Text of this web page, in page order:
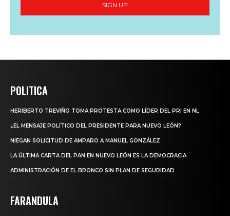
SIGN UP
POLITICA
HERIBERTO TREVIÑO TOMA PROTESTA COMO LÍDER DEL PRI EN NL
¿EL MENSAJE POLÍTICO DEL PRESIDENTE PARA NUEVO LEÓN?
NIEGAN SOLICITUD DE AMPARO A MANUEL GONZÁLEZ
LA ÚLTIMA CARTA DEL PAN EN NUEVO LEÓN ES LA DEMOCRACIA
ADMINISTRACIÓN DE EL BRONCO SIN PLAN DE SEGURIDAD
FARANDULA